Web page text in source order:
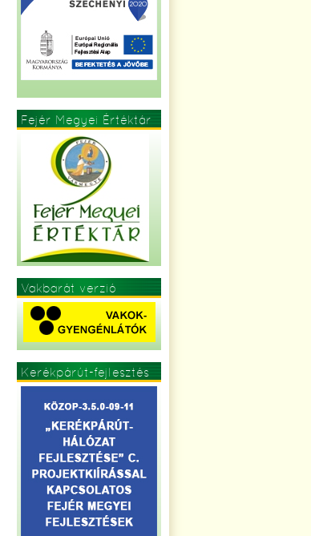
Fejér Megyei Értéktár
Vakbarát verzió
Kerékpárút-fejlesztés